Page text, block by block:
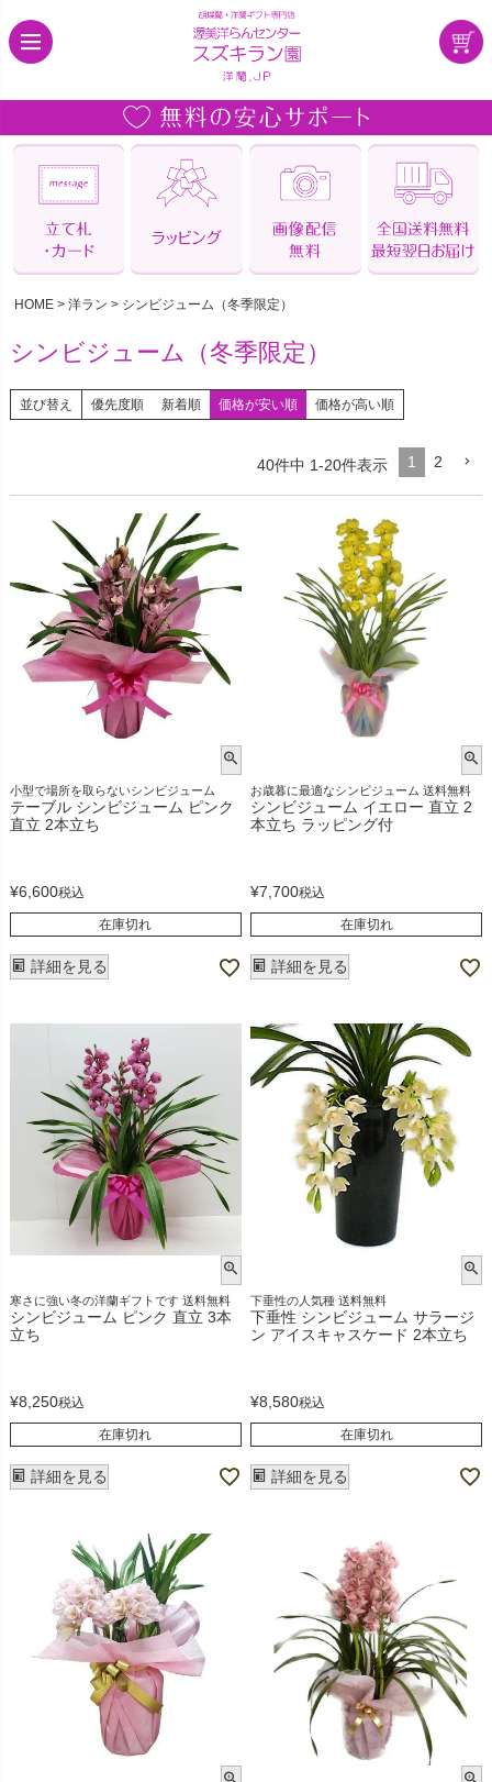
HOME 洋ラン シンビジューム（冬季限定）
シンビジューム（冬季限定）
並び替え 優先度順 新着順 価格が安い順 価格が高い順
40件中 1-20件表示 1 2
小型で場所を取らないシンビジューム
テーブル シンビジューム ピンク
直立 2本立ち
¥6,600税込
在庫切れ
詳細を見る
お歳暮に最適なシンビジューム 送料無料
シンビジューム イエロー 直立 2
本立ち ラッピング付
¥7,700税込
在庫切れ
詳細を見る
寒さに強い冬の洋蘭ギフトです 送料無料
シンビジューム ピンク 直立 3本
立ち
¥8,250税込
在庫切れ
詳細を見る
下垂性の人気種 送料無料
下垂性 シンビジューム サラージ
ン アイスキャスケード 2本立ち
¥8,580税込
在庫切れ
詳細を見る